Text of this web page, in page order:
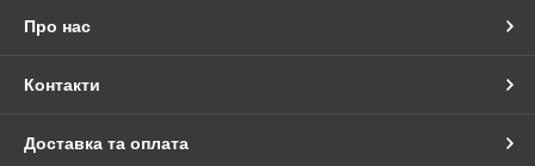
Про нас
Контакти
Доставка та оплата